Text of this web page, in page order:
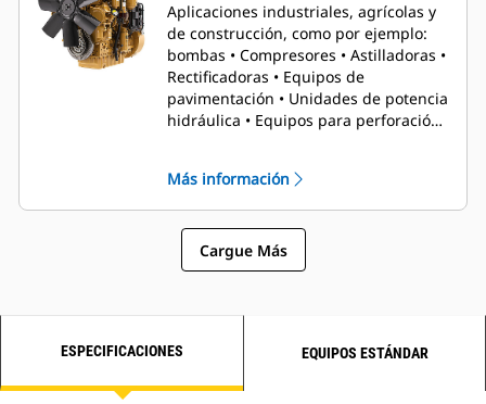
Aplicaciones industriales, agrícolas y
de construcción, como por ejemplo:
bombas • Compresores • Astilladoras •
Rectificadoras • Equipos de
pavimentación • Unidades de potencia
hidráulica • Equipos para perforación
Más información
Cargue Más
ESPECIFICACIONES EQUIPOS ESTÁNDAR